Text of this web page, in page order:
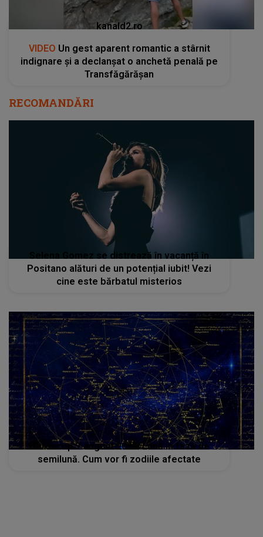
kanald2.ro
VIDEO Un gest aparent romantic a stârnit
indignare și a declanșat o anchetă penală pe
Transfăgărășan
RECOMANDĂRI
Selena Gomez se distrează în vacanță în
Positano alături de un potențial iubit! Vezi
cine este bărbatul misterios
Horoscop 7 august 2022: Luna în fază de
semilună. Cum vor fi zodiile afectate